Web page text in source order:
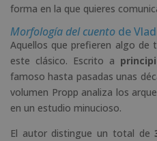
forma en la que quieres
Morfología del cuento de
Aquellos que prefieren algo de
este clásico. Escrito a
famoso hasta pasadas unas
volumen Propp analiza los
en un estudio minucioso.
El autor distingue un total de